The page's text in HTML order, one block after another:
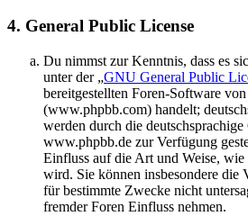
4. General Public License
Du nimmst zur Kenntnis, dass es
unter der „GNU General Public
bereitgestellten Foren-Software
(www.phpbb.com) handelt;
werden durch die
www.phpbb.de zur Verfügung
Einfluss auf die Art und Weise,
wird. Sie können insbesondere die
für bestimmte Zwecke nicht
fremder Foren Einfluss nehmen.